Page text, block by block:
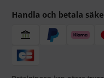
Handla och betala